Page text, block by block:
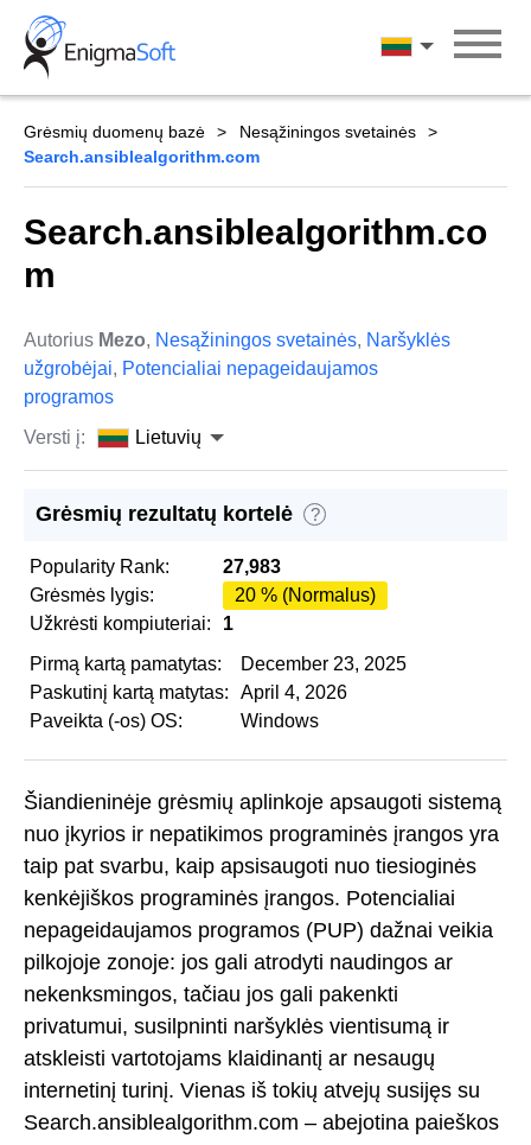
Skip
content
Lietuvių
Grėsmių duomenų bazė
Nesąžiningos svetainės
Search.ansiblealgorithm.com
Search.ansiblealgorithm.co
m
Autorius Mezo, Nesąžiningos svetainės, Naršyklės
užgrobėjai, Potencialiai nepageidaujamos
programos
Versti į:
Lietuvių
Grėsmių rezultatų kortelė ?
Popularity Rank:
27,983
Grėsmės lygis:
20 % (Normalus)
Užkrėsti kompiuteriai:
1
Pirmą kartą pamatytas:
December 23, 2025
Paskutinį kartą matytas:
April 4, 2026
Paveikta (-os) OS:
Windows
Šiandieninėje grėsmių aplinkoje apsaugoti sistemą
nuo įkyrios ir nepatikimos programinės įrangos yra
taip pat svarbu, kaip apsisaugoti nuo tiesioginės
kenkėjiškos programinės įrangos. Potencialiai
nepageidaujamos programos (PUP) dažnai veikia
pilkojoje zonoje: jos gali atrodyti naudingos ar
nekenksmingos, tačiau jos gali pakenkti
privatumui, susilpninti naršyklės vientisumą ir
atskleisti vartotojams klaidinantį ar nesaugų
internetinį turinį. Vienas iš tokių atvejų susijęs su
Search.ansiblealgorithm.com – abejotina paieškos